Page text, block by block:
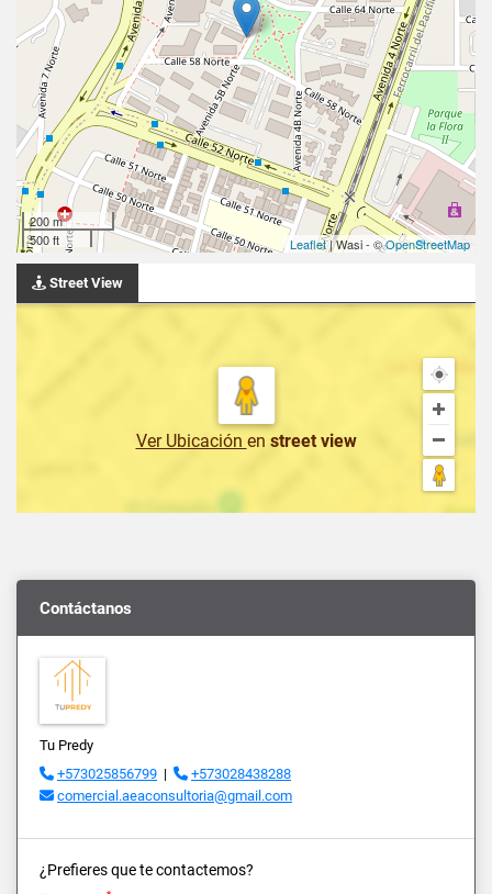
200 m
500 ft
Leaflet| Wasi - ©OpenStreetMap
Street View
Ver Ubicación en street view
Contáctanos
Tu Predy
+573025856799 |
+573028438288
comercial.aeaconsultoria@gmail.com
¿Prefieres que te contactemos?